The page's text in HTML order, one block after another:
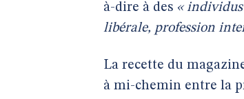
à-dire à des « individus
libérale, profession
La recette du
à mi-chemin entre la